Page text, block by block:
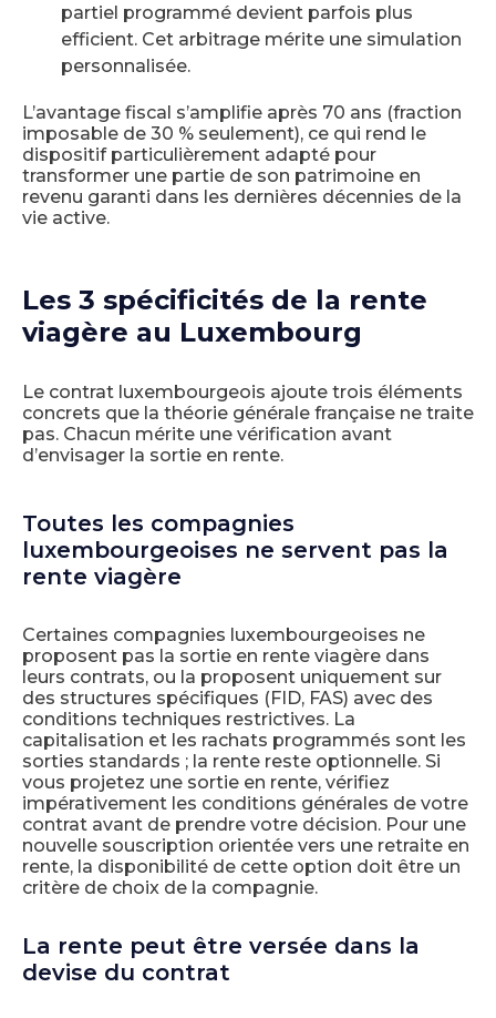
partiel programmé devient parfois plus
efficient. Cet arbitrage mérite une simulation
personnalisée.
L’avantage fiscal s’amplifie après 70 ans (fraction
imposable de 30 % seulement), ce qui rend le
dispositif particulièrement adapté pour
transformer une partie de son patrimoine en
revenu garanti dans les dernières décennies de la
vie active.
Les 3 spécificités de la rente
viagère au Luxembourg
Le contrat luxembourgeois ajoute trois éléments
concrets que la théorie générale française ne traite
pas. Chacun mérite une vérification avant
d’envisager la sortie en rente.
Toutes les compagnies
luxembourgeoises ne servent pas la
rente viagère
Certaines compagnies luxembourgeoises ne
proposent pas la sortie en rente viagère dans
leurs contrats, ou la proposent uniquement sur
des structures spécifiques (FID, FAS) avec des
conditions techniques restrictives. La
capitalisation et les rachats programmés sont les
sorties standards ; la rente reste optionnelle. Si
vous projetez une sortie en rente, vérifiez
impérativement les conditions générales de votre
contrat avant de prendre votre décision. Pour une
nouvelle souscription orientée vers une retraite en
rente, la disponibilité de cette option doit être un
critère de choix de la compagnie.
La rente peut être versée dans la
devise du contrat